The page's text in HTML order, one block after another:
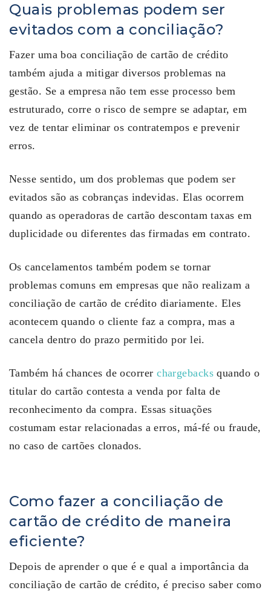
Quais problemas podem ser
evitados com a conciliação?
Fazer uma boa conciliação de cartão de crédito
também ajuda a mitigar diversos problemas na
gestão. Se a empresa não tem esse processo bem
estruturado, corre o risco de sempre se adaptar, em
vez de tentar eliminar os contratempos e prevenir
erros.
Nesse sentido, um dos problemas que podem ser
evitados são as cobranças indevidas. Elas ocorrem
quando as operadoras de cartão descontam taxas em
duplicidade ou diferentes das firmadas em contrato.
Os cancelamentos também podem se tornar
problemas comuns em empresas que não realizam a
conciliação de cartão de crédito diariamente. Eles
acontecem quando o cliente faz a compra, mas a
cancela dentro do prazo permitido por lei.
Também há chances de ocorrerchargebacks quando o
titular do cartão contesta a venda por falta de
reconhecimento da compra. Essas situações
costumam estar relacionadas a erros, má-fé ou fraude,
no caso de cartões clonados.
Como fazer a conciliação de
cartão de crédito de maneira
eficiente?
Depois de aprender o que é e qual a importância da
conciliação de cartão de crédito, é preciso saber como